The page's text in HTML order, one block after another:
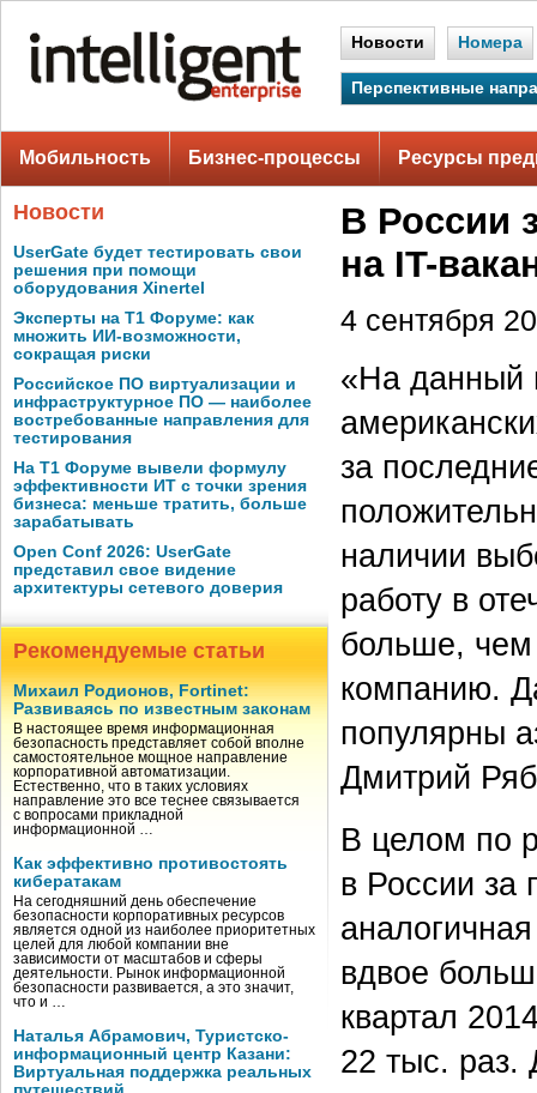
Новости Номера
Перспективные
Мобильность Бизнес-процессы Ресурсы
Новости
UserGate будет тестировать свои
решения при помощи
оборудования Xinertel
Эксперты на Т1 Форуме: как
множить ИИ-возможности,
сокращая риски
Российское ПО виртуализации и
инфраструктурное ПО — наиболее
востребованные направления для
тестирования
На Т1 Форуме вывели формулу
эффективности ИТ с точки зрения
бизнеса: меньше тратить, больше
зарабатывать
Open Conf 2026: UserGate
представил свое видение
архитектуры сетевого доверия
Рекомендуемые статьи
Михаил Родионов, Fortinet:
Развиваясь по известным законам
В настоящее время информационная
безопасность представляет собой вполне
самостоятельное мощное направление
корпоративной автоматизации.
Естественно, что в таких условиях
направление это все теснее связывается
с вопросами прикладной
информационной …
Как эффективно противостоять
кибератакам
На сегодняшний день обеспечение
безопасности корпоративных ресурсов
является одной из наиболее приоритетных
целей для любой компании вне
зависимости от масштабов и сферы
деятельности. Рынок информационной
безопасности развивается, а это значит,
что и …
Наталья Абрамович, Туристско-
информационный центр Казани:
Виртуальная поддержка реальных
В России
на IT-
4 сентября
«На данный
за
наличии
работу в
больше, чем
компанию.
популярны
Дмитрий
В целом по
в России за
вдвое
квартал
22 тыс. раз.